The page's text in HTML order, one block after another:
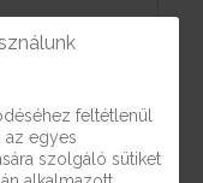
feltétlenül
az egyes
szolgáló sütiket